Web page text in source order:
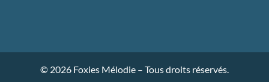
© 2026 Foxies Mélodie – Tous droits réservés.